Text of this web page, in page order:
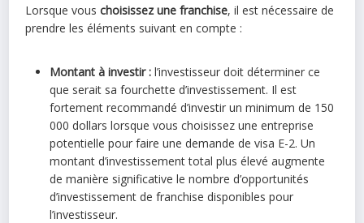
Lorsque vouschoisissez une franchise, il est nécessaire de
prendre les éléments suivant en compte :
Montant à investir : l’investisseur doit déterminer ce
que serait sa fourchette d’investissement. Il est
fortement recommandé d’investir un minimum de 150
000 dollars lorsque vous choisissez une entreprise
potentielle pour faire une demande de visa E-2. Un
montant d’investissement total plus élevé augmente
de manière significative le nombre d’opportunités
d’investissement de franchise disponibles pour
l’investisseur.